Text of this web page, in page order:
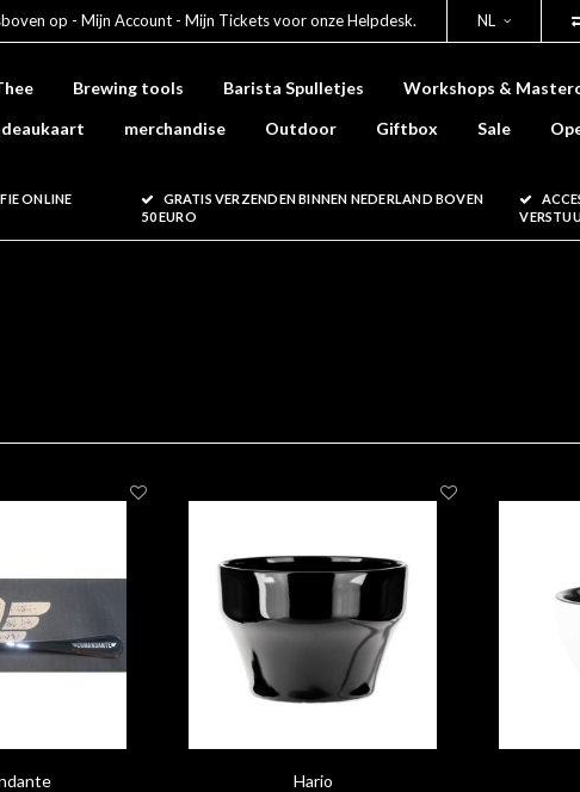
op - Mijn Account - Mijn Tickets voor onze Helpdesk. NL
Brewing tools Barista Spulletjes
Workshops &
merchandise Outdoor Giftbox Sale
ONLINE
GRATIS VERZENDEN BINNEN NEDERLAND BOVEN
50 EURO
Hario